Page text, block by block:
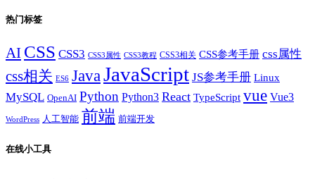
热门标签
AI CSS CSS3 CSS3属性 CSS3教程 CSS3相关 CSS参考手册 css属性
css相关 ES6 JavaJavaScript JS参考手册 Linux
MySQL OpenAI Python Python3 React TypeScript vue Vue3
WordPress 人工智能 前端 前端开发
在线小工具